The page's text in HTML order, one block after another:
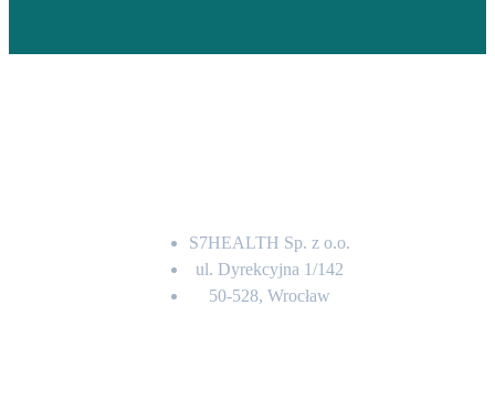
S7HEALTH Sp. z o.o.
ul. Dyrekcyjna 1/142
50-528, Wrocław